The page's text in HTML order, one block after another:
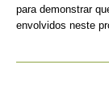
para demonstrar
envolvidos neste